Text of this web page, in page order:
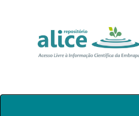
Skip